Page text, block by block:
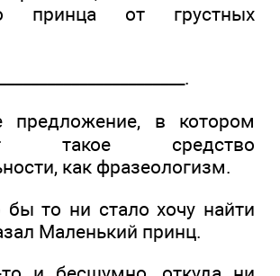
принца от грустных
предложение, в котором
такое средство
как фразеологизм.
то ни стало хочу найти
Маленький принц.